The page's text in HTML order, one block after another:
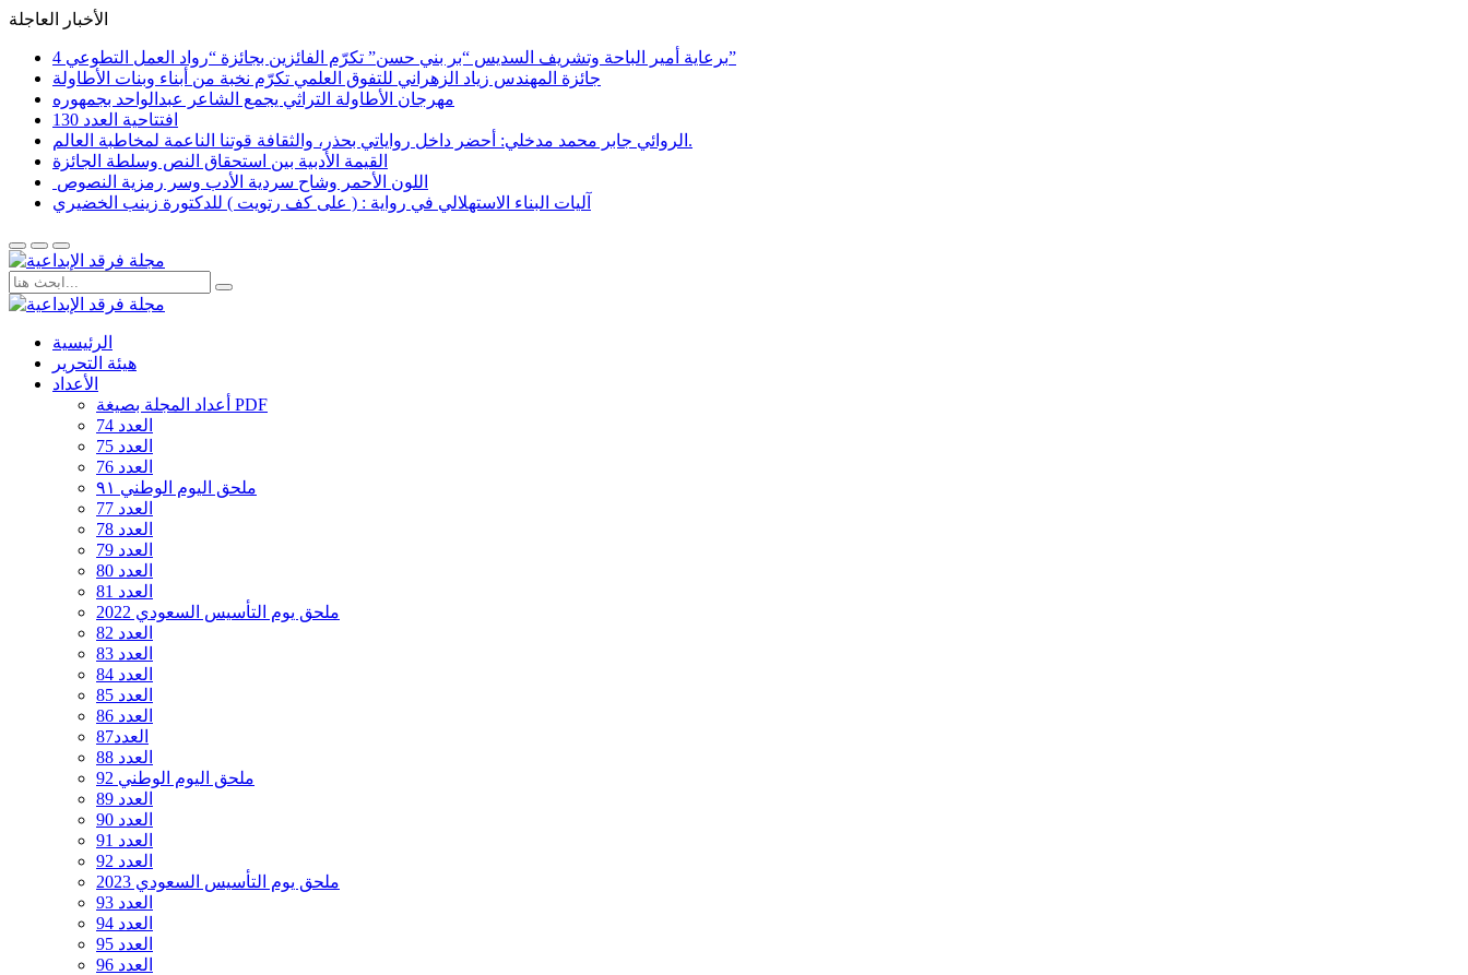
الأخبار العاجلة
برعاية أمير الباحة وتشريف السديس “بر بني حسن” تكرّم الفائزين بجائزة “رواد العمل التطوعي 4”
جائزة المهندس زياد الزهراني للتفوق العلمي تكرّم نخبة من أبناء وبنات الأطاولة
مهرجان الأطاولة التراثي يجمع الشاعر عبدالواحد بجمهوره
افتتاحية العدد 130
الروائي جابر محمد مدخلي: أحضر داخل رواياتي بحذر، والثقافة قوتنا الناعمة لمخاطبة العالم.
القيمة الأدبية بين استحقاق النص وسلطة الجائزة
​ اللون الأحمر وشاح سردية الأدب وسر رمزية النصوص
آليات البناء الاستهلالي في رواية : ( على كف رتويت ) للدكتورة زينب الخضيري
الرئيسية
هيئة التحرير
الأعداد
أعداد المجلة بصيغة PDF
العدد 74
العدد 75
العدد 76
ملحق اليوم الوطني ٩١
العدد 77
العدد 78
العدد 79
العدد 80
العدد 81
ملحق يوم التأسيس السعودي 2022
العدد 82
العدد 83
العدد 84
العدد 85
العدد 86
العدد87
العدد 88
ملحق اليوم الوطني 92
العدد 89
العدد 90
العدد 91
العدد 92
ملحق يوم التأسيس السعودي 2023
العدد 93
العدد 94
العدد 95
العدد 96